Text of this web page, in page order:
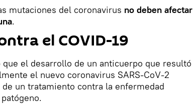
mutaciones del coronavirus no deben afectar
.
el COVID-19
que el desarrollo de un anticuerpo que resultó
el nuevo coronavirus SARS-CoV-2
un tratamiento contra la enfermedad